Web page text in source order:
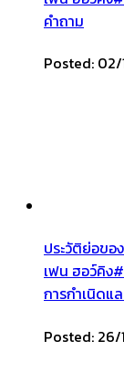
คำถาม
Posted:
ประวัติย่อขอ
เฟน ฮอว์คิง
การกำเนิดแ
Posted: 26/